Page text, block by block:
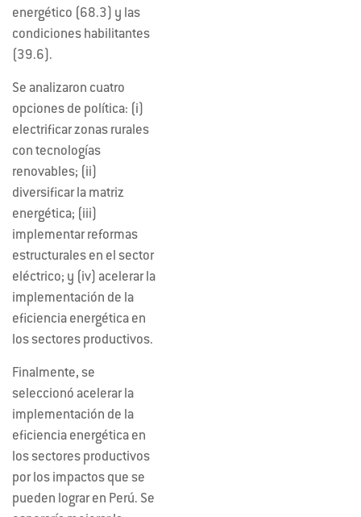
energético (68.3) y las
condiciones habilitantes
(39.6).
Se analizaron cuatro
opciones de política: (i)
electrificar zonas rurales
con tecnologías
renovables; (ii)
diversificar la matriz
energética; (iii)
implementar reformas
estructurales en el sector
eléctrico; y (iv) acelerar la
implementación de la
eficiencia energética en
los sectores productivos.
Finalmente, se
seleccionó acelerar la
implementación de la
eficiencia energética en
los sectores productivos
por los impactos que se
pueden lograr en Perú. Se